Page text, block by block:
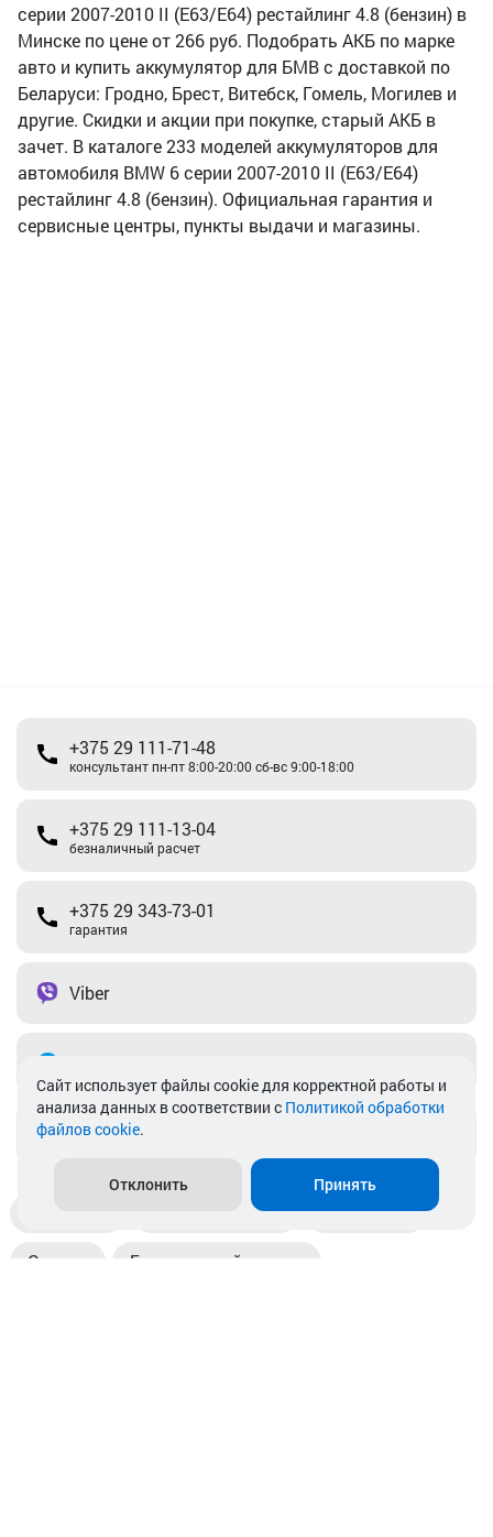
серии 2007-2010 II (E63/E64) рестайлинг 4.8 (бензин) в
Минске по цене от 266 руб. Подобрать АКБ по марке
авто и купить аккумулятор для БМВ с доставкой по
Беларуси: Гродно, Брест, Витебск, Гомель, Могилев и
другие. Скидки и акции при покупке, старый АКБ в
зачет. В каталоге 233 моделей аккумуляторов для
автомобиля BMW 6 серии 2007-2010 II (E63/E64)
рестайлинг 4.8 (бензин). Официальная гарантия и
сервисные центры, пункты выдачи и магазины.
+375 29 111-71-48
консультант пн-пт 8:00-20:00 сб-вс 9:00-18:00
+375 29 111-13-04
безналичный расчет
+375 29 343-73-01
гарантия
Viber
info@akkamulik.by
Пункты выдачи Магазины
Оплата Безналичный расчет
Cайт использует файлы cookie для корректной работы и
анализа данных в соответствии с Политикой обработки
файлов cookie.
Отклонить Принять